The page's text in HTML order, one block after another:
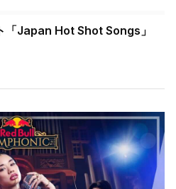
Japan Hot Shot Songs」